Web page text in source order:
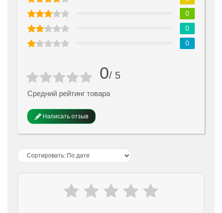
0/ 5
Средний рейтинг товара
Написать отзыв
0
0
0